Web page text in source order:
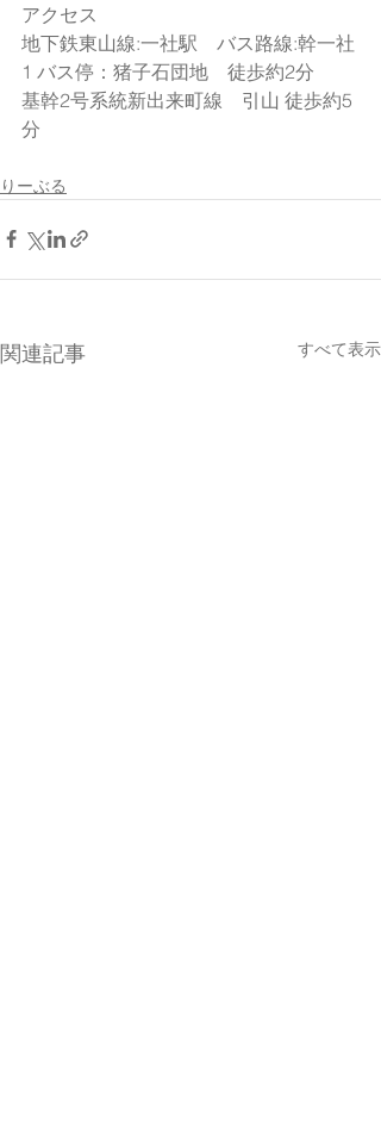
アクセス
地下鉄東山線:一社駅　バス路線:幹一社
1 バス停：猪子石団地　徒歩約2分
基幹2号系統新出来町線　引山 徒歩約5
分
りーぶる
関連記事 すべて表示